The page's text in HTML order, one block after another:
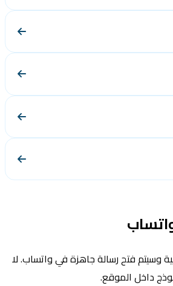
فتح رسالة جاهزة في واتساب. لا
داخل الموقع.